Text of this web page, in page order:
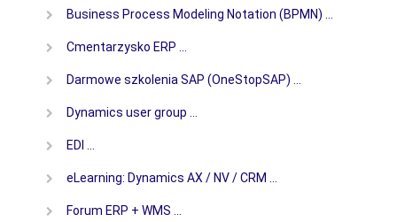
Business Process Modeling Notation (BPMN) …
Cmentarzysko ERP …
Darmowe szkolenia SAP (OneStopSAP) …
Dynamics user group …
EDI …
eLearning: Dynamics AX / NV / CRM …
Forum ERP + WMS …